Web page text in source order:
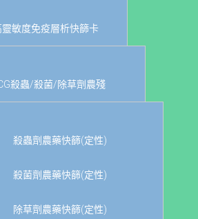
靈敏度免疫層析快篩卡
殺蟲/殺菌/除草劑農殘
殺蟲劑農藥快篩(定性)
殺菌劑農藥快篩(定性)
除草劑農藥快篩(定性)